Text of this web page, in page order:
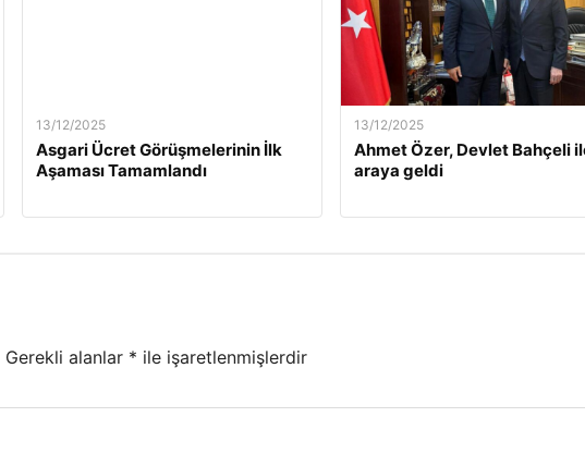
13/12/2025
Asgari Ücret Görüşmelerinin İlk
Aşaması Tamamlandı
13/12/2025
Ahmet Özer, Devlet Bahçeli
araya geldi
Gerekli alanlar * ile işaretlenmişlerdir